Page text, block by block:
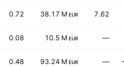
0.72 38.17 M EUR 7.62
0.08 10.5 M EUR —
0.48 93.24 M EUR —